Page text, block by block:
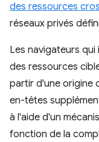
des ressources
réseaux privés
Les navigateurs
des ressources
partir d'une origine
en-têtes
à l'aide d'un
fonction de la